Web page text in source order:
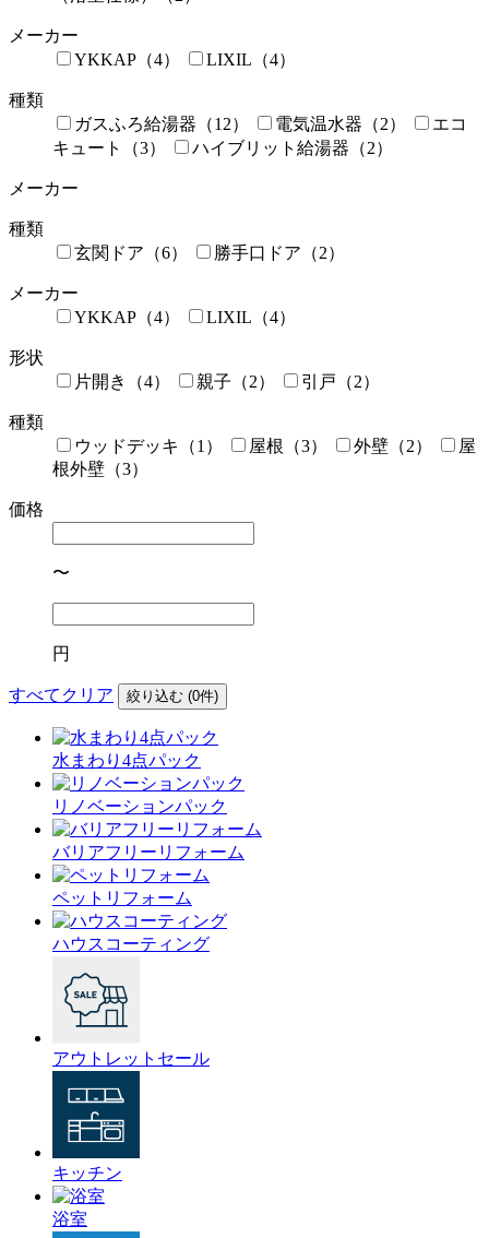
メーカー
YKKAP（4）
LIXIL（4）
種類
ガスふろ給湯器（12）
電気温水器（2）
エコ
キュート（3）
ハイブリット給湯器（2）
メーカー
種類
玄関ドア（6）
勝手口ドア（2）
メーカー
YKKAP（4）
LIXIL（4）
形状
片開き（4）
親子（2） 引戸（2）
種類
ウッドデッキ（1）
屋根（3） 外壁（2）
屋
根外壁（3）
価格
〜
円
すべてクリア 絞り込む (0件)
水まわり4点パック
リノベーションパック
バリアフリーリフォーム
ペットリフォーム
ハウスコーティング
アウトレットセール
キッチン
浴室